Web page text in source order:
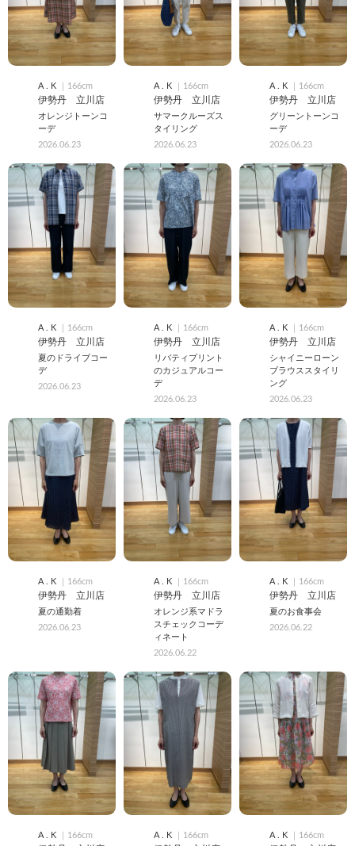
A . K ｜166cm
伊勢丹 立川店
オレンジトーンコ
ーデ
2026.06.23
A . K ｜166cm
伊勢丹 立川店
サマークルーズス
タイリング
2026.06.23
A . K ｜166cm
伊勢丹 立川店
グリーントーンコ
ーデ
2026.06.23
A . K ｜166cm
伊勢丹 立川店
夏のドライブコー
デ
2026.06.23
A . K ｜166cm
伊勢丹 立川店
リバティプリント
のカジュアルコー
デ
2026.06.23
A . K ｜166cm
伊勢丹 立川店
シャイニーローン
ブラウススタイリ
ング
2026.06.23
A . K ｜166cm
伊勢丹 立川店
夏の通勤着
2026.06.23
A . K ｜166cm
伊勢丹 立川店
オレンジ系マドラ
スチェックコーデ
ィネート
2026.06.22
A . K ｜166cm
伊勢丹 立川店
夏のお食事会
2026.06.22
A . K ｜166cm A . K ｜166cm A . K ｜166cm